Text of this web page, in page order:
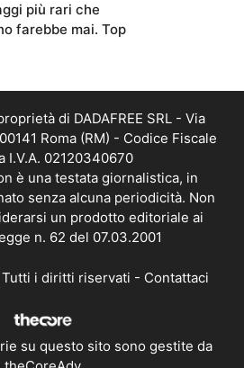
più rari che
farebbe mai. Top
di DADAFREE SRL - Via
Roma (RM) - Codice Fiscale
I.V.A. 02120340670
è una testata giornalistica, in
senza alcuna periodicità. Non
un prodotto editoriale ai
n. 62 del 07.03.2001
i diritti riservati - Contattaci
su questo sito sono gestite da